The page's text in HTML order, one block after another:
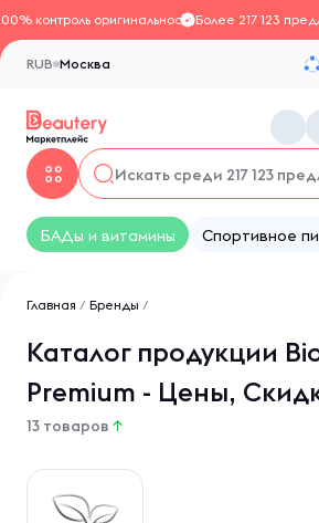
контроль оригинальностиБолее 217 123
Москва
RUB
БАДы и витамины Спортивное
Главная / Бренды /
Каталог продукции
Premium - Цены,
13 товаров ↑